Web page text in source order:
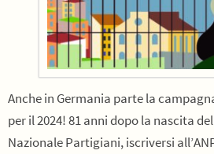
Anche in Germania parte la
per il 2024! 81 anni dopo la nascita
Nazionale Partigiani, iscriversi